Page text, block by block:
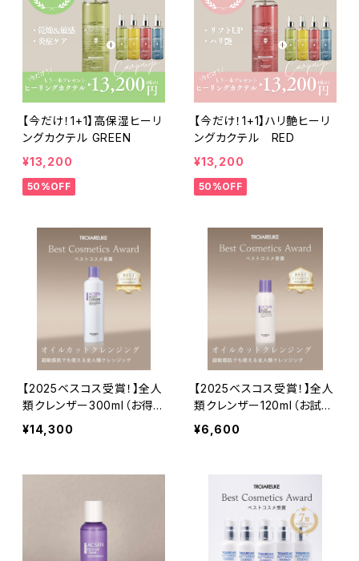
【今だけ！1+1】高保湿ヒーリ
ングカクテル GREEN
¥13,200
50%OFF
【今だけ！1+1】ハリ艶ヒーリ
ングカクテル RED
¥13,200
50%OFF
【2025ベスコス受賞！】全人
類クレンザー300ml（お得
用）
¥14,300
【2025ベスコス受賞！】全人
類クレンザー120ml（お試し
小さいサイズ）
¥6,600